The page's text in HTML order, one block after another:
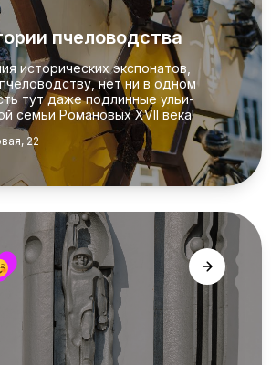
пчеловодства
исторических экспонатов,
нет ни в одном
тут даже подлинные ульи-
семьи Романовых XVII века!
22